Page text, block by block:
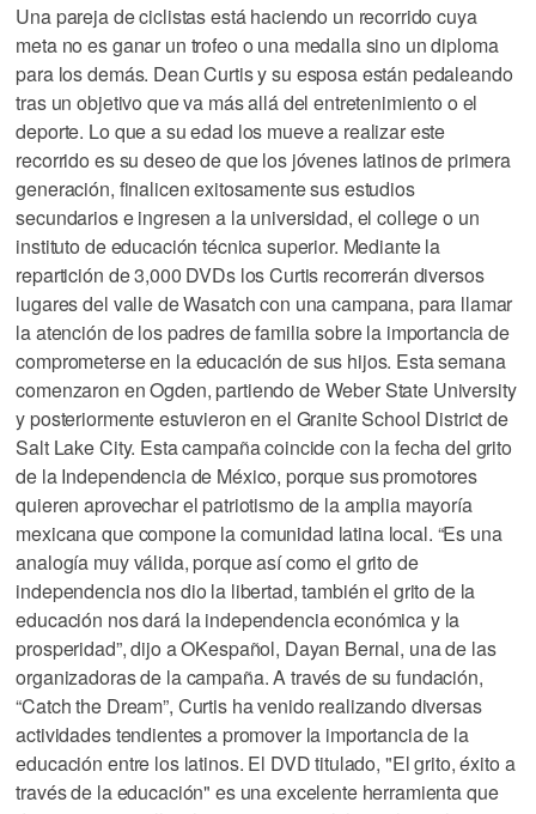
Una pareja de ciclistas está haciendo un recorrido cuya
meta no es ganar un trofeo o una medalla sino un diploma
para los demás. Dean Curtis y su esposa están pedaleando
tras un objetivo que va más allá del entretenimiento o el
deporte. Lo que a su edad los mueve a realizar este
recorrido es su deseo de que los jóvenes latinos de primera
generación, finalicen exitosamente sus estudios
secundarios e ingresen a la universidad, el college o un
instituto de educación técnica superior. Mediante la
repartición de 3,000 DVDs los Curtis recorrerán diversos
lugares del valle de Wasatch con una campana, para llamar
la atención de los padres de familia sobre la importancia de
comprometerse en la educación de sus hijos. Esta semana
comenzaron en Ogden, partiendo de Weber State University
y posteriormente estuvieron en el Granite School District de
Salt Lake City. Esta campaña coincide con la fecha del grito
de la Independencia de México, porque sus promotores
quieren aprovechar el patriotismo de la amplia mayoría
mexicana que compone la comunidad latina local. “Es una
analogía muy válida, porque así como el grito de
independencia nos dio la libertad, también el grito de la
educación nos dará la independencia económica y la
prosperidad”, dijo a OKespañol, Dayan Bernal, una de las
organizadoras de la campaña. A través de su fundación,
“Catch the Dream”, Curtis ha venido realizando diversas
actividades tendientes a promover la importancia de la
educación entre los latinos. El DVD titulado, "El grito, éxito a
través de la educación" es una excelente herramienta que